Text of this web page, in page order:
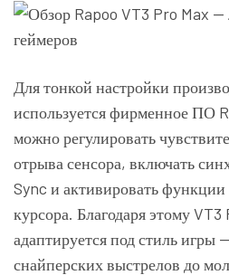
Для тонкой настройки
используется фирменное ПО
можно регулировать
отрыва сенсора, включать
Sync и активировать
курсора. Благодаря этому VT3
адаптируется под стиль игры
снайперских выстрелов до